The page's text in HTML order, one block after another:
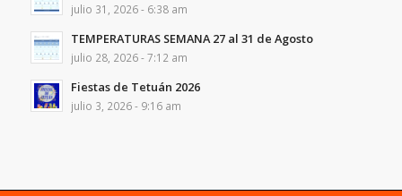
julio 31, 2026 - 6:38 am
TEMPERATURAS SEMANA 27 al 31 de Agosto
julio 28, 2026 - 7:12 am
Fiestas de Tetuán 2026
julio 3, 2026 - 9:16 am